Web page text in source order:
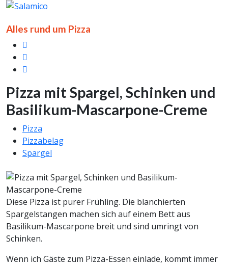
Alles rund um Pizza
Pizza mit Spargel, Schinken und
Basilikum-Mascarpone-Creme
Pizza
Pizzabelag
Spargel
Diese Pizza ist purer Frühling. Die blanchierten
Spargelstangen machen sich auf einem Bett aus
Basilikum-Mascarpone breit und sind umringt von
Schinken.
Wenn ich Gäste zum Pizza-Essen einlade, kommt immer